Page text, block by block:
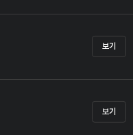
보기
보기